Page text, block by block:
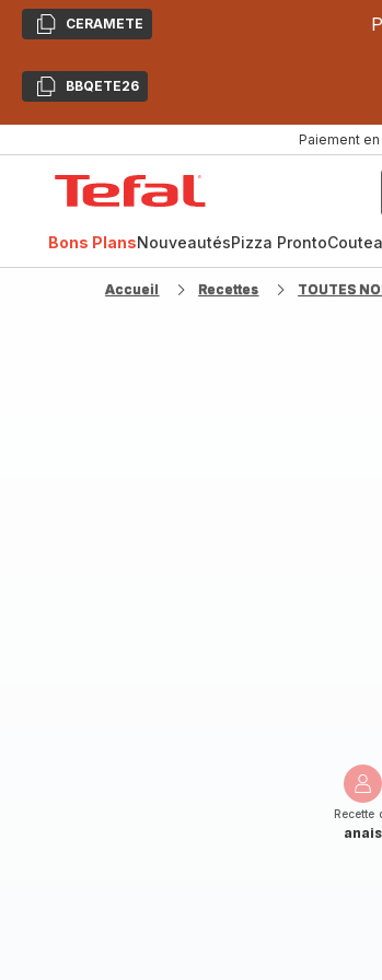
CopierCERAMETE
CopierBBQETE26
Paiement
Bons PlansNouveautésPizza Pronto
Accueil Recettes TOUTES
Recette
anais